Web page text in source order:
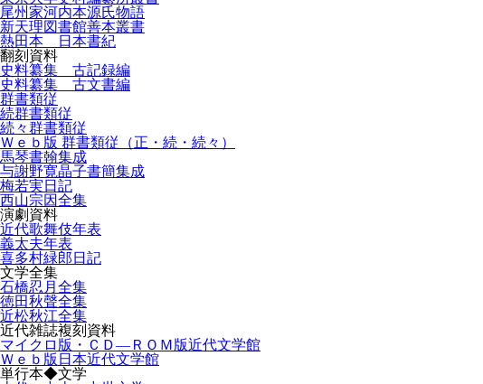
尾州家河内本源氏物語
新天理図書館善本叢書
熱田本 日本書紀
翻刻資料
史料纂集 古記録編
史料纂集 古文書編
群書類従
続群書類従
続々群書類従
Ｗｅｂ版 群書類従（正・続・続々）
馬琴書翰集成
与謝野寛晶子書簡集成
梅若実日記
西山宗因全集
演劇資料
近代歌舞伎年表
義太夫年表
喜多村緑郎日記
文学全集
石橋忍月全集
徳田秋聲全集
近松秋江全集
近代雑誌複刻資料
マイクロ版・ＣＤ―ＲＯＭ版近代文学館
Ｗｅｂ版日本近代文学館
単行本◆文学